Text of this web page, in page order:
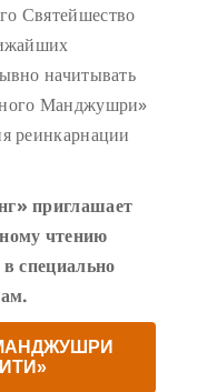
Святейшество
начитывать
Манджушри»
реинкарнации
приглашает
чтению
в специально